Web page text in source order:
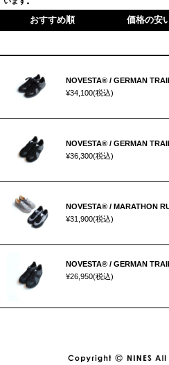
おすすめ順 価格の安
NOVESTA®︎ / GERMAN
¥34,100(税込)
NOVESTA®︎ / GERMAN
¥36,300(税込)
NOVESTA®︎ / MARATHON
¥31,900(税込)
NOVESTA®︎ / GERMAN
¥26,950(税込)